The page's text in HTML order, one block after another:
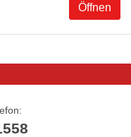
Öffnen